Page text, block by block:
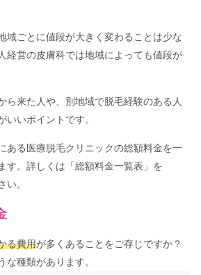
域ごとに値段が大きく変わることは少な
経営の皮膚科では地域によっても値段が
ら来た人や、別地域で脱毛経験のある人
いいポイントです。
ある医療脱毛クリニックの総額料金を一
す。詳しくは「総額料金一覧表」を
。
る費用が多くあることをご存じですか？
な種類があります。